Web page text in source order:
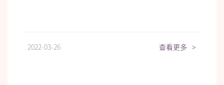
2022-03-26 查看更多 >